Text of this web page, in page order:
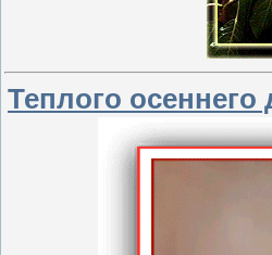
Теплого осеннего